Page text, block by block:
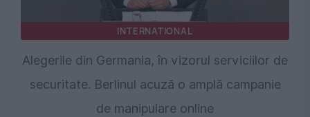
INTERNATIONAL
Alegerile din Germania, în vizorul serviciilor de
securitate. Berlinul acuză o amplă campanie
de manipulare online